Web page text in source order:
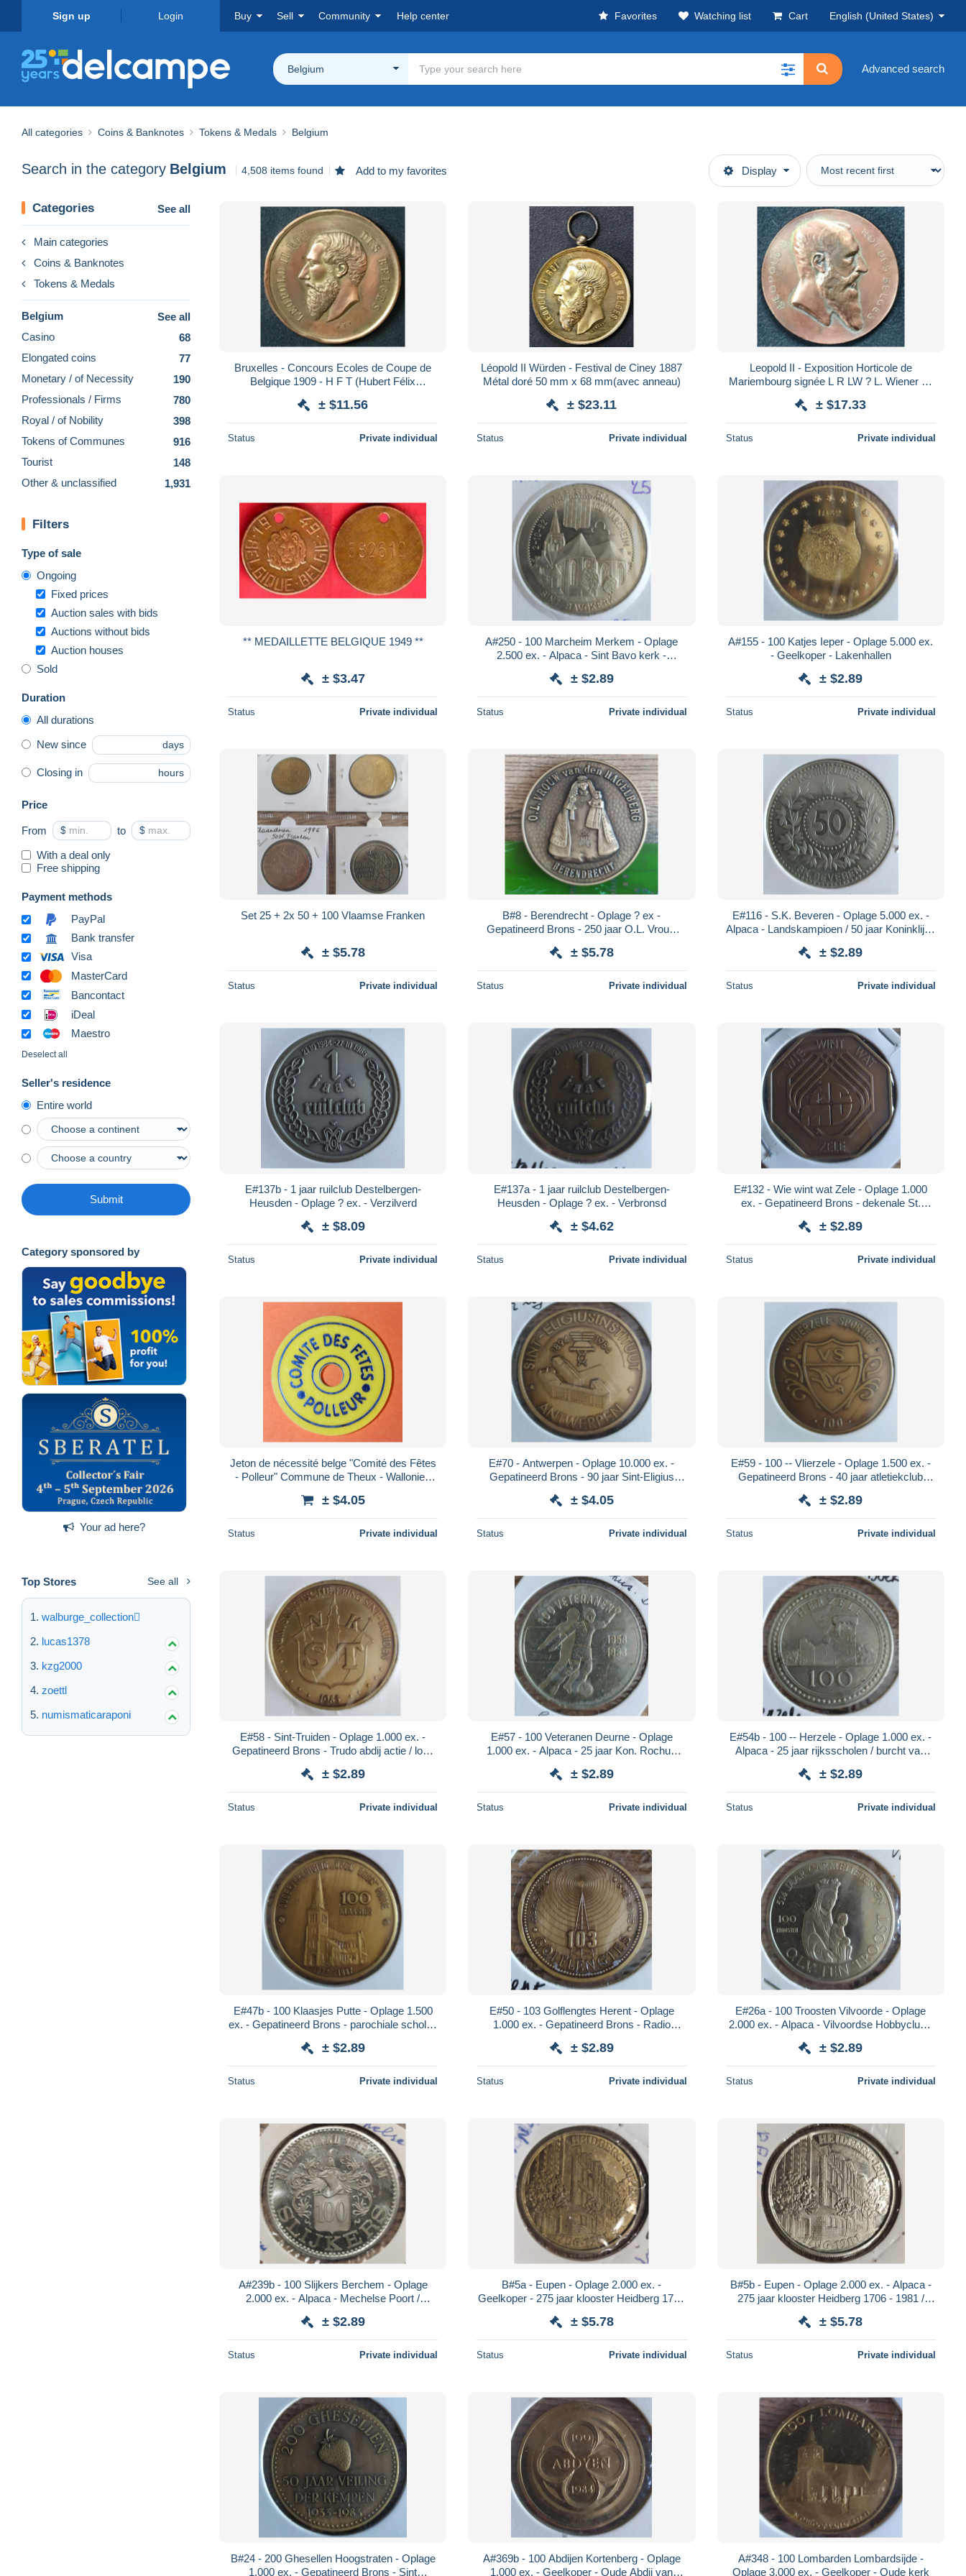
Sign up Login Buy Sell Community Help center Favorites Watching list Cart English (United States)
Belgium Advanced search
All categories Coins & Banknotes Tokens & Medals Belgium
Search in the category Belgium 4,508 items found Add to my favorites Display
Categories See all
Main categories
Coins & Banknotes
Tokens & Medals
Belgium
See all
Casino
68
Elongated coins
77
Monetary / of Necessity
190
Professionals / Firms
780
Royal / of Nobility
398
Tokens of Communes
916
Tourist
148
Other & unclassified
1,931
Filters
Type of sale
Ongoing
Fixed prices
Auction sales with bids
Auctions without bids
Auction houses
Sold
Duration
All durations
New since days
Closing in hours
Price
From $ to $
With a deal only
Free shipping
Payment methods
PayPal
Bank transfer
Visa
MasterCard
Bancontact
iDeal
Maestro
Deselect all
Seller's residence
Entire world
Submit
Category sponsored by
Your ad here?
Top Stores See all
walburge_collection
lucas1378
kzg2000
zoettl
numismaticaraponi
Bruxelles - Concours Ecoles de Coupe de
Belgique 1909 - H F T (Hubert Félix
± $11.56
Status Private individual
Léopold II Würden - Festival de Ciney 1887
Métal doré 50 mm x 68 mm(avec anneau)
± $23.11
Status Private individual
Leopold II - Exposition Horticole de
Mariembourg signée L R LW ? L. Wiener 50
± $17.33
Status Private individual
** MEDAILLETTE BELGIQUE 1949 **
± $3.47
Status Private individual
A#250 - 100 Marcheim Merkem - Oplage
2.500 ex. - Alpaca - Sint Bavo kerk -
Merkem
± $2.89
Status Private individual
A#155 - 100 Katjes Ieper - Oplage 5.000 ex.
- Geelkoper - Lakenhallen
± $2.89
Status Private individual
Set 25 + 2x 50 + 100 Vlaamse Franken
± $5.78
Status Private individual
B#8 - Berendrecht - Oplage ? ex -
Gepatineerd Brons - 250 jaar O.L. Vrouw
± $5.78
Status Private individual
E#116 - S.K. Beveren - Oplage 5.000 ex. -
Alpaca - Landskampioen / 50 jaar Koninklijke
± $2.89
Status Private individual
E#137b - 1 jaar ruilclub Destelbergen-
Heusden - Oplage ? ex. - Verzilverd
± $8.09
Status Private individual
E#137a - 1 jaar ruilclub Destelbergen-
Heusden - Oplage ? ex. - Verbronsd
± $4.62
Status Private individual
E#132 - Wie wint wat Zele - Oplage 1.000
ex. - Gepatineerd Brons - dekenale St.
± $2.89
Status Private individual
Jeton de nécessité belge "Comité des Fêtes
- Polleur" Commune de Theux - Wallonie -
± $4.05
Status Private individual
E#70 - Antwerpen - Oplage 10.000 ex. -
Gepatineerd Brons - 90 jaar Sint-Eligius
± $4.05
Status Private individual
E#59 - 100 -- Vlierzele - Oplage 1.500 ex. -
Gepatineerd Brons - 40 jaar atletiekclub
± $2.89
Status Private individual
E#58 - Sint-Truiden - Oplage 1.000 ex. -
Gepatineerd Brons - Trudo abdij actie / logo
± $2.89
Status Private individual
E#57 - 100 Veteranen Deurne - Oplage
1.000 ex. - Alpaca - 25 jaar Kon. Rochus
± $2.89
Status Private individual
E#54b - 100 -- Herzele - Oplage 1.000 ex. -
Alpaca - 25 jaar rijksscholen / burcht van
± $2.89
Status Private individual
E#47b - 100 Klaasjes Putte - Oplage 1.500
ex. - Gepatineerd Brons - parochiale scholen
± $2.89
Status Private individual
E#50 - 103 Golflengtes Herent - Oplage
1.000 ex. - Gepatineerd Brons - Radio
± $2.89
Status Private individual
E#26a - 100 Troosten Vilvoorde - Oplage
2.000 ex. - Alpaca - Vilvoordse Hobbyclub -
± $2.89
Status Private individual
A#239b - 100 Slijkers Berchem - Oplage
2.000 ex. - Alpaca - Mechelse Poort /
± $2.89
Status Private individual
B#5a - Eupen - Oplage 2.000 ex. -
Geelkoper - 275 jaar klooster Heidberg 1706
± $5.78
Status Private individual
B#5b - Eupen - Oplage 2.000 ex. - Alpaca -
275 jaar klooster Heidberg 1706 - 1981 /
± $5.78
Status Private individual
B#24 - 200 Ghesellen Hoogstraten - Oplage
1.000 ex. - Gepatineerd Brons - Sint
A#369b - 100 Abdijen Kortenberg - Oplage
1.000 ex. - Geelkoper - Oude Abdij van
A#348 - 100 Lombarden Lombardsijde -
Oplage 3.000 ex. - Geelkoper - Oude kerk